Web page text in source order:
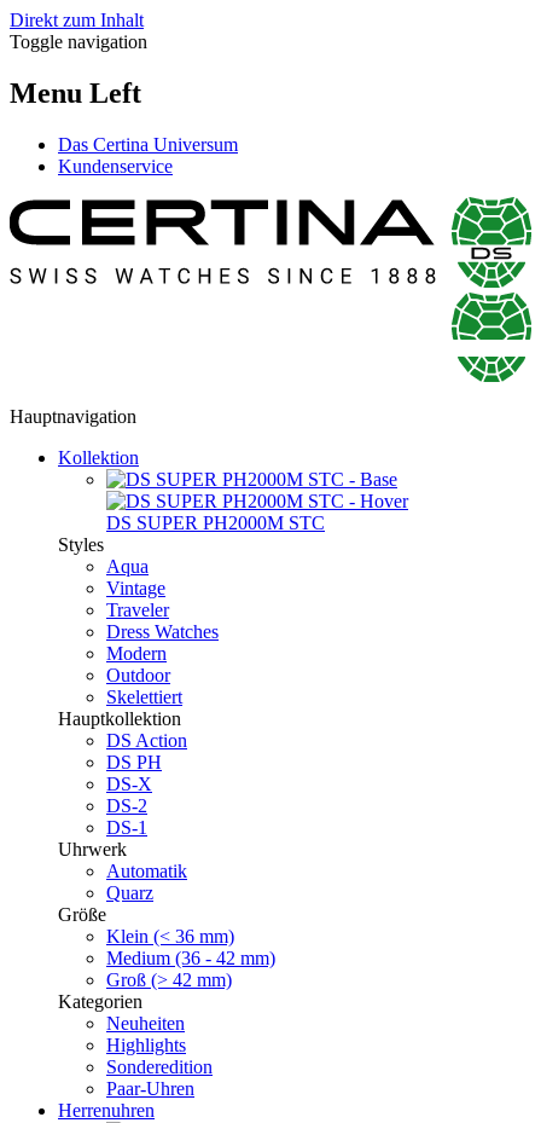
Direkt zum Inhalt
Toggle navigation
Menu Left
Das Certina Universum
Kundenservice
Hauptnavigation
Kollektion
DS SUPER PH2000M STC
Styles
Aqua
Vintage
Traveler
Dress Watches
Modern
Outdoor
Skelettiert
Hauptkollektion
DS Action
DS PH
DS-X
DS-2
DS-1
Uhrwerk
Automatik
Quarz
Größe
Klein (< 36 mm)
Medium (36 - 42 mm)
Groß (> 42 mm)
Kategorien
Neuheiten
Highlights
Sonderedition
Paar-Uhren
Herrenuhren